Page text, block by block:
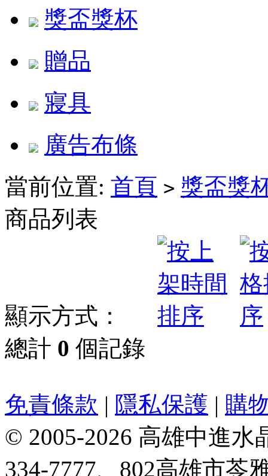
獎盃獎杯
贈品
寢具
廣告布條
當前位置: 首頁 > 獎盃獎
商品列表
顯示方式：
總計 0 個記錄
免責條款 | 隱私保護 | 購
© 2005-2026 高雄中進水
334-7777、802高雄市苓